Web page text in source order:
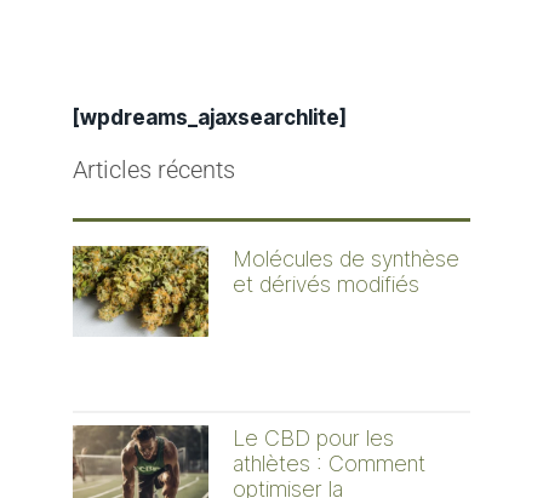
[wpdreams_ajaxsearchlite]
Articles récents
Molécules de synthèse
et dérivés modifiés
Le CBD pour les
athlètes : Comment
optimiser la